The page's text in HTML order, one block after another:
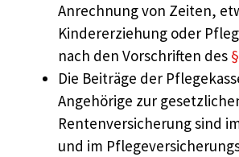
Anrechnung von Zeiten,
Kindererziehung oder
nach den Vorschriften des
Die Beiträge der
Angehörige zur
Rentenversicherung sind
und im